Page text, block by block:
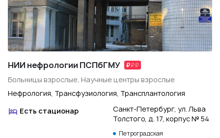
НИИ нефрологии ПСПбГМУ
Больницы взрослые, Научные центры взрослые
Нефрология, Трансфузиология, Трансплантология
Есть стационар
Санкт-Петербург, ул. Льва
Толстого, д. 17, корпус № 54
Петроградская